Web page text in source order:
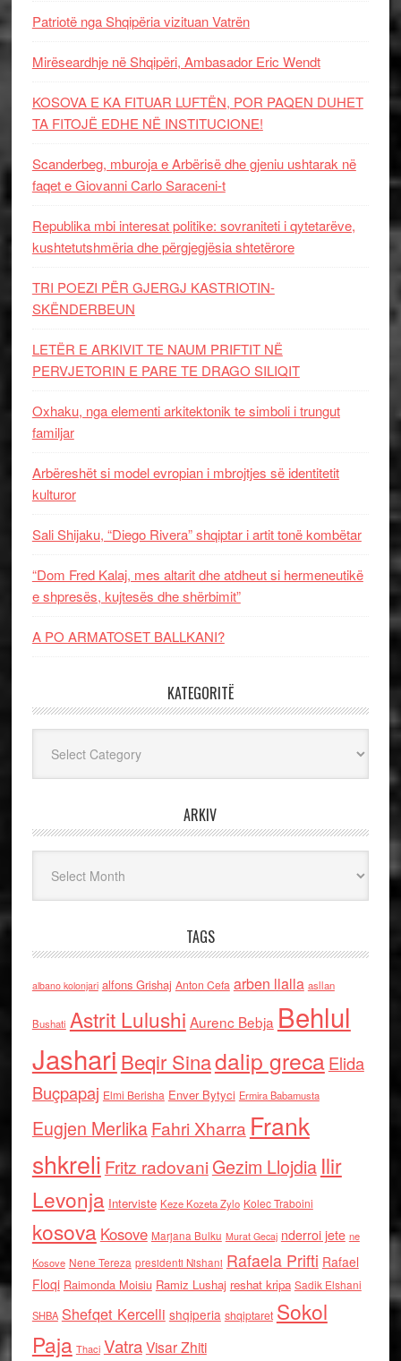
Patriotë nga Shqipëria vizituan Vatrën
Mirëseardhje në Shqipëri, Ambasador Eric Wendt
KOSOVA E KA FITUAR LUFTËN, POR PAQEN DUHET
TA FITOJË EDHE NË INSTITUCIONE!
Scanderbeg, mburoja e Arbërisë dhe gjeniu ushtarak në
faqet e Giovanni Carlo Saraceni-t
Republika mbi interesat politike: sovraniteti i qytetarëve,
kushtetutshmëria dhe përgjegjësia shtetërore
TRI POEZI PËR GJERGJ KASTRIOTIN-
SKËNDERBEUN
LETËR E ARKIVIT TE NAUM PRIFTIT NË
PERVJETORIN E PARE TE DRAGO SILIQIT
Oxhaku, nga elementi arkitektonik te simboli i trungut
familjar
Arbëreshët si model evropian i mbrojtjes së identitetit
kulturor
Sali Shijaku, “Diego Rivera” shqiptar i artit tonë kombëtar
“Dom Fred Kalaj, mes altarit dhe atdheut si hermeneutikë
e shpresës, kujtesës dhe shërbimit”
A PO ARMATOSET BALLKANI?
KATEGORITË
ARKIV
TAGS
albano kolonjari alfons Grishaj Anton Cefa arben llalla asllan
Bushati Astrit Lulushi Aurenc Bebja Behlul
Jashari Beqir Sinadalip grecaElida
Buçpapaj Elmi Berisha Enver Bytyci Ermira Babamusta
Eugjen MerlikaFahri Xharra Frank
shkreli Fritz radovaniGezim Llojdia Ilir
Levonja Interviste Keze Kozeta Zylo Kolec Traboini
kosova Kosove Marjana Bulku Murat Gecaj nderroi jete ne
Kosove Nene Tereza presidenti Nishani Rafaela Prifti Rafael
Floqi Raimonda Moisiu Ramiz Lushaj reshat kripa Sadik Elshani
SHBA Shefqet Kercelli shqiperia shqiptaret Sokol
Paja Thaci VatraVisar Zhiti